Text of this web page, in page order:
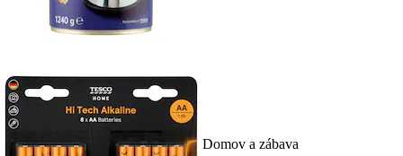
Domov a zábava